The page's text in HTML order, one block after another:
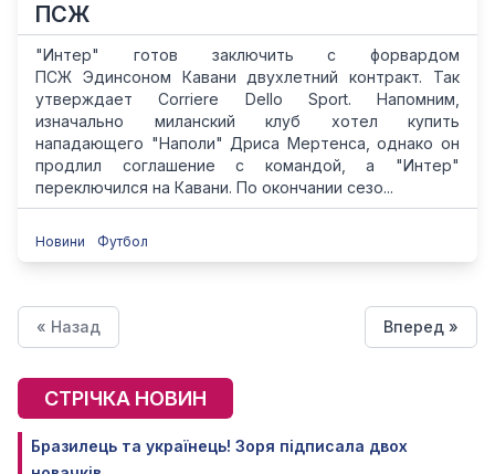
ПСЖ
"Интер" готов заключить с форвардом
ПСЖ Эдинсоном Кавани двухлетний контракт. Так
утверждает Corriere Dello Sport. Напомним,
изначально миланский клуб хотел купить
нападающего "Наполи" Дриса Мертенса, однако он
продлил соглашение с командой, а "Интер"
переключился на Кавани. По окончании сезо...
Новини Футбол
« Назад Вперед »
СТРІЧКА НОВИН
Бразилець та українець! Зоря підписала двох